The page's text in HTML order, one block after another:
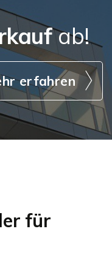
ab!
erfahren
für